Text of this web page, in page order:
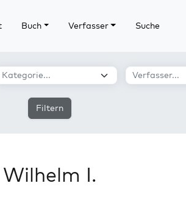
Buch Verfasser Suche
Filtern
Wilhelm I.